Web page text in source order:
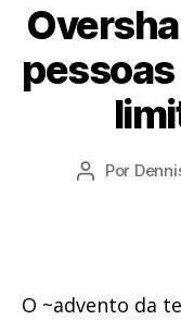
Autor
Por
O ~advento da